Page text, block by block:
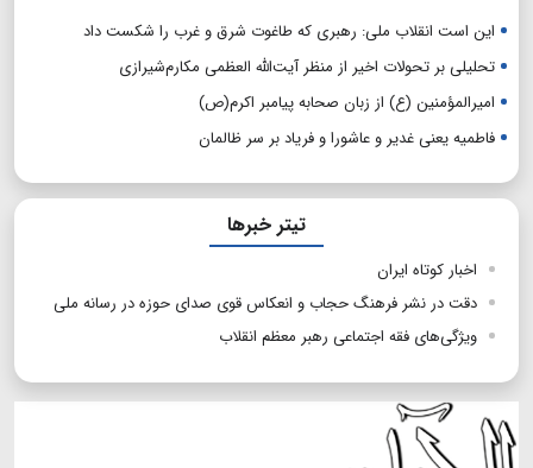
این است انقلاب ملی: رهبری که طاغوت شرق و غرب را شکست داد
تحلیلی بر تحولات اخیر از منظر آیت‌الله العظمی مکارم‌شیرازی
امیرالمؤمنین (ع) از زبان صحابه پیامبر اکرم(ص)
فاطمیه یعنی غدیر و عاشورا و فریاد بر سر ظالمان
تیتر خبرها
اخبار کوتاه ایران
دقت در نشر فرهنگ حجاب و انعکاس قوی صدای حوزه در رسانه ملی
ویژگی‌های فقه اجتماعی رهبر معظم انقلاب